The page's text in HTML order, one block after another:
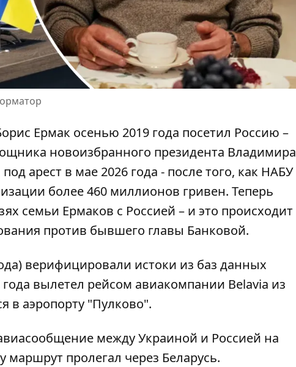
Ермак осенью 2019 года посетил Россию –
новоизбранного президента Владимира
арест в мае 2026 года - после того, как НАБУ
более 460 миллионов гривен. Теперь
семьи Ермаков с Россией – и это происходит
против бывшего главы Банковой.
верифицировали истоки из баз данных
вылетел рейсом авиакомпании Belavia из
в аэропорту "Пулково".
между Украиной и Россией на
пролегал через Беларусь.